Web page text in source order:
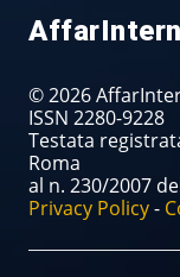
© 2026
ISSN 2280-9228
Testata
Roma
al n. 230/2007
Privacy Policy-